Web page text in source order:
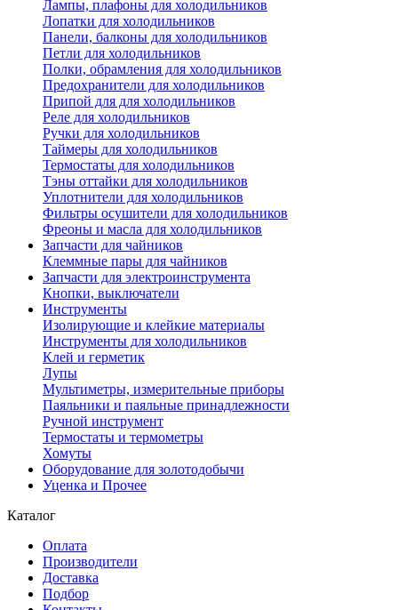
Лампы, плафоны для холодильников
Лопатки для холодильников
Панели, балконы для холодильников
Петли для холодильников
Полки, обрамления для холодильников
Предохранители для холодильников
Припой для для холодильников
Реле для холодильников
Ручки для холодильников
Таймеры для холодильников
Термостаты для холодильников
Тэны оттайки для холодильников
Уплотнители для холодильников
Фильтры осушители для холодильников
Фреоны и масла для холодильников
Запчасти для чайников
Клеммные пары для чайников
Запчасти для электроинструмента
Кнопки, выключатели
Инструменты
Изолирующие и клейкие материалы
Инструменты для холодильников
Клей и герметик
Лупы
Мультиметры, измерительные приборы
Паяльники и паяльные принадлежности
Ручной инструмент
Термостаты и термометры
Хомуты
Оборудование для золотодобычи
Уценка и Прочее
Каталог
Оплата
Производители
Доставка
Подбор